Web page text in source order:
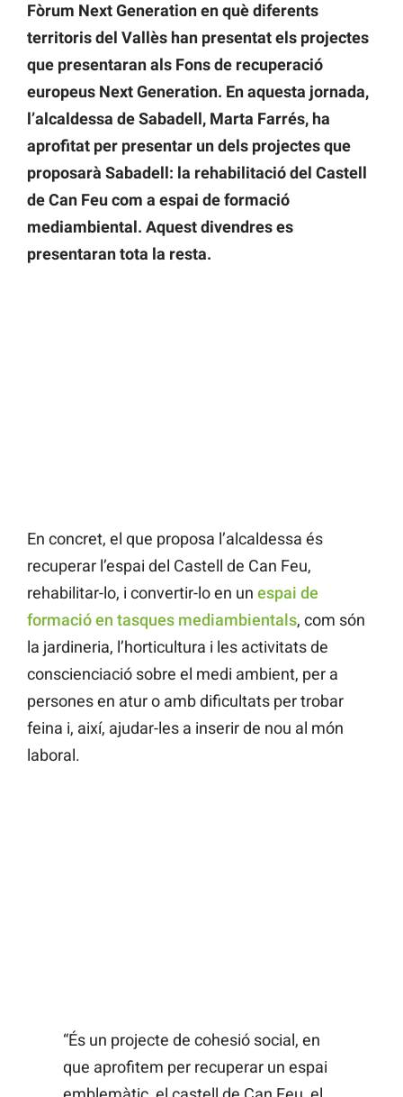
Fòrum Next Generation en què diferents
territoris del Vallès han presentat els projectes
que presentaran als Fons de recuperació
europeus Next Generation. En aquesta jornada,
l’alcaldessa de Sabadell, Marta Farrés, ha
aprofitat per presentar un dels projectes que
proposarà Sabadell: la rehabilitació del Castell
de Can Feu com a espai de formació
mediambiental. Aquest divendres es
presentaran tota la resta.
En concret, el que proposa l’alcaldessa és
recuperar l’espai del Castell de Can Feu,
rehabilitar-lo, i convertir-lo en un espai de
formació en tasques mediambientals, com són
la jardineria, l’horticultura i les activitats de
conscienciació sobre el medi ambient, per a
persones en atur o amb dificultats per trobar
feina i, així, ajudar-les a inserir de nou al món
laboral.
“És un projecte de cohesió social, en
que aprofitem per recuperar un espai